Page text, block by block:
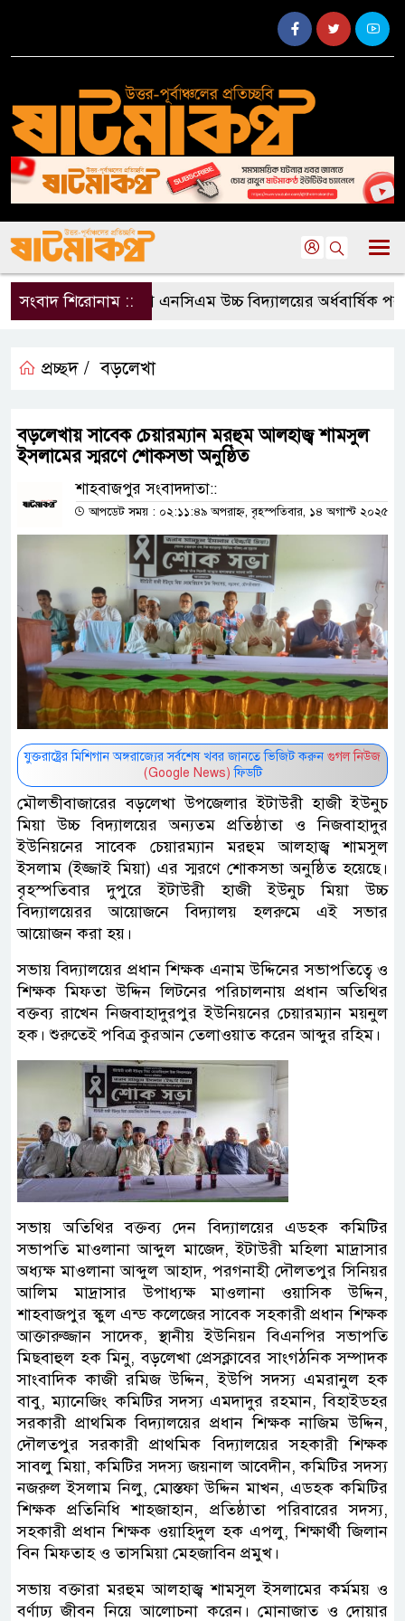
সংবাদ শিরোনাম ::
দক্ষিণভাগ এনসিএম উচ্চ বিদ্যালয়ের অর্ধবার্ষিক
প্রচ্ছদ / বড়লেখা
বড়লেখায় সাবেক চেয়ারম্যান মরহুম আলহাজ্ব শামসুল
ইসলামের স্মরণে শোকসভা অনুষ্ঠিত
শাহবাজপুর সংবাদদাতা::
আপডেট সময় : ০২:১১:৪৯ অপরাহ্ন, বৃহস্পতিবার, ১৪ অগাস্ট ২০২৫
যুক্তরাষ্ট্রের মিশিগান অঙ্গরাজ্যের সর্বশেষ খবর জানতে ভিজিট করুন গুগল নিউজ
(Google News) ফিডটি
মৌলভীবাজারের বড়লেখা উপজেলার ইটাউরী হাজী ইউনুচ
মিয়া উচ্চ বিদ্যালয়ের অন্যতম প্রতিষ্ঠাতা ও নিজবাহাদুর
ইউনিয়নের সাবেক চেয়ারম্যান মরহুম আলহাজ্ব শামসুল
ইসলাম (ইজ্জাই মিয়া) এর স্মরণে শোকসভা অনুষ্ঠিত হয়েছে।
বৃহস্পতিবার দুপুরে ইটাউরী হাজী ইউনুচ মিয়া উচ্চ
বিদ্যালয়েরর আয়োজনে বিদ্যালয় হলরুমে এই সভার
আয়োজন করা হয়।
সভায় বিদ্যালয়ের প্রধান শিক্ষক এনাম উদ্দিনের সভাপতিত্বে ও
শিক্ষক মিফতা উদ্দিন লিটনের পরিচালনায় প্রধান অতিথির
বক্তব্য রাখেন নিজবাহাদুরপুর ইউনিয়নের চেয়ারম্যান ময়নুল
হক। শুরুতেই পবিত্র কুরআন তেলাওয়াত করেন আব্দুর রহিম।
সভায় অতিথির বক্তব্য দেন বিদ্যালয়ের এডহক কমিটির
সভাপতি মাওলানা আব্দুল মাজেদ, ইটাউরী মহিলা মাদ্রাসার
অধ্যক্ষ মাওলানা আব্দুল আহাদ, পরগনাহী দৌলতপুর সিনিয়র
আলিম মাদ্রাসার উপাধ্যক্ষ মাওলানা ওয়াসিক উদ্দিন,
শাহবাজপুর স্কুল এন্ড কলেজের সাবেক সহকারী প্রধান শিক্ষক
আক্তারুজ্জান সাদেক, স্থানীয় ইউনিয়ন বিএনপির সভাপতি
মিছবাহুল হক মিনু, বড়লেখা প্রেসক্লাবের সাংগঠনিক সম্পাদক
সাংবাদিক কাজী রমিজ উদ্দিন, ইউপি সদস্য এমরানুল হক
বাবু, ম্যানেজিং কমিটির সদস্য এমদাদুর রহমান, বিহাইডহর
সরকারী প্রাথমিক বিদ্যালয়ের প্রধান শিক্ষক নাজিম উদ্দিন,
দৌলতপুর সরকারী প্রাথমিক বিদ্যালয়ের সহকারী শিক্ষক
সাবলু মিয়া, কমিটির সদস্য জয়নাল আবেদীন, কমিটির সদস্য
নজরুল ইসলাম নিলু, মোস্তফা উদ্দিন মাখন, এডহক কমিটির
শিক্ষক প্রতিনিধি শাহজাহান, প্রতিষ্ঠাতা পরিবারের সদস্য,
সহকারী প্রধান শিক্ষক ওয়াহিদুল হক এপলু, শিক্ষার্থী জিলান
বিন মিফতাহ ও তাসমিয়া মেহজাবিন প্রমুখ।
সভায় বক্তারা মরহুম আলহাজ্ব শামসুল ইসলামের কর্মময় ও
বর্ণাঢ্য জীবন নিয়ে আলোচনা করেন। মোনাজাত ও দোয়ার